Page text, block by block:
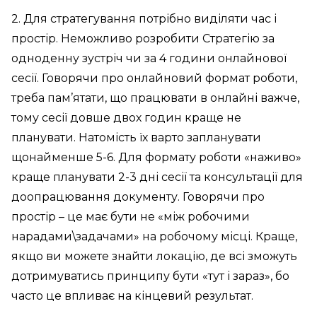
2. Для стратегування потрібно виділяти час і
простір. Неможливо розробити Стратегію за
одноденну зустріч чи за 4 години онлайнової
сесії. Говорячи про онлайновий формат роботи,
треба пам’ятати, що працювати в онлайні важче,
тому сесії довше двох годин краще не
планувати. Натомість їх варто запланувати
щонайменше 5-6. Для формату роботи «наживо»
краще планувати 2-3 дні сесії та консультації для
доопрацювання документу. Говорячи про
простір – це має бути не «між робочими
нарадами\задачами» на робочому місці. Краще,
якщо ви можете знайти локацію, де всі зможуть
дотримуватись принципу бути «тут і зараз», бо
часто це впливає на кінцевий результат.